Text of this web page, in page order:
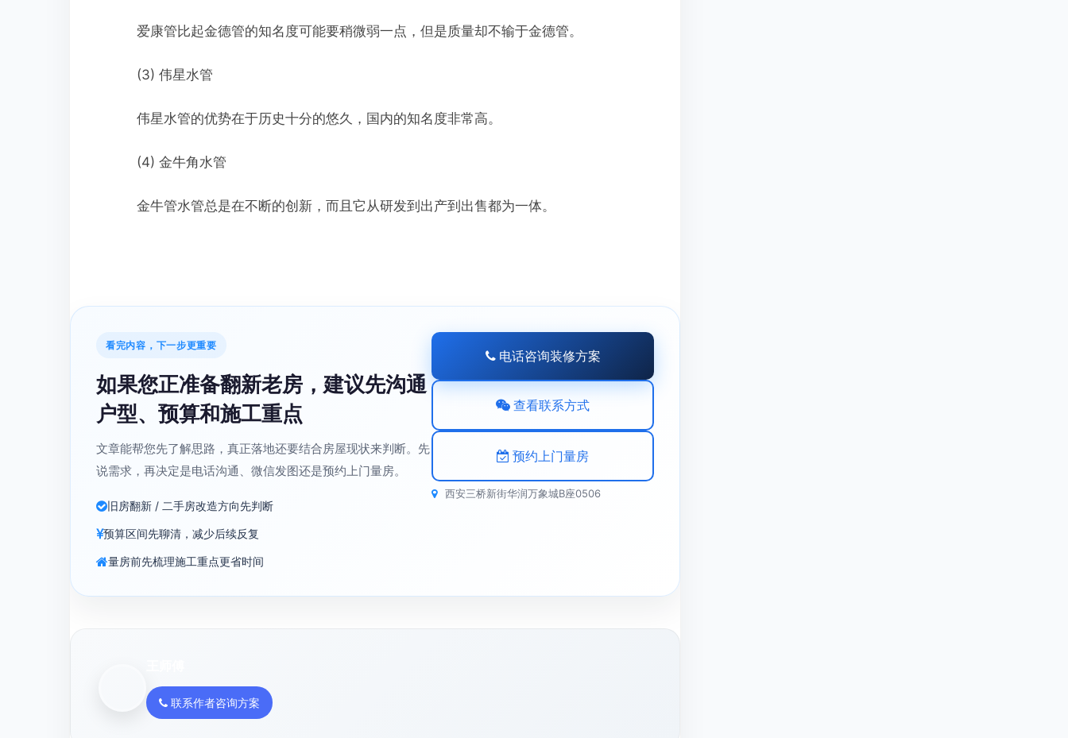
爱康管比起金德管的知名度可能要稍微弱一点，但是质量却不输于金德管。
(3) 伟星水管
伟星水管的优势在于历史十分的悠久，国内的知名度非常高。
(4) 金牛角水管
金牛管水管总是在不断的创新，而且它从研发到出产到出售都为一体。
看完内容，下一步更重要
如果您正准备翻新老房，建议先沟通
户型、预算和施工重点
文章能帮您先了解思路，真正落地还要结合房屋现状来判断。先
说需求，再决定是电话沟通、微信发图还是预约上门量房。
旧房翻新 / 二手房改造方向先判断
预算区间先聊清，减少后续反复
量房前先梳理施工重点更省时间
电话咨询装修方案
查看联系方式
预约上门量房
西安三桥新街华润万象城B座0506
联系作者咨询方案